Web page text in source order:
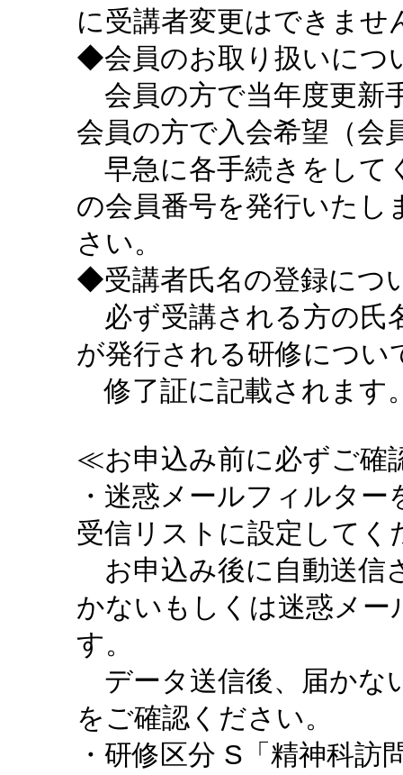
に受講者変更はできませ
◆会員のお取り扱いにつ
会員の方で当年度更新
会員の方で入会希望（会
早急に各手続きをして
の会員番号を発行いたし
さい。
◆受講者氏名の登録につ
必ず受講される方の氏
が発行される研修につい
修了証に記載されます
≪お申込み前に必ずご確
・迷惑メールフィルタ
受信リストに設定してく
お申込み後に自動送信
かないもしくは迷惑メ
す。
データ送信後、届かな
をご確認ください。
・研修区分 S「精神科